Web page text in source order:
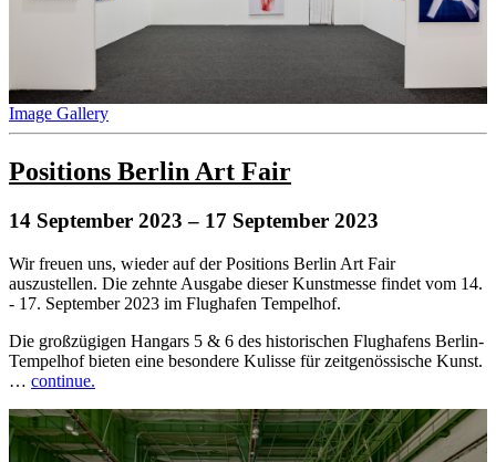
Image Gallery
Positions Berlin Art Fair
14 September 2023 – 17 September 2023
Wir freuen uns, wieder auf der Positions Berlin Art Fair
auszustellen. Die zehnte Ausgabe dieser Kunstmesse findet vom 14.
- 17. September 2023 im Flughafen Tempelhof.
Die großzügigen Hangars 5 & 6 des historischen Flughafens Berlin-
Tempelhof bieten eine besondere Kulisse für zeitgenössische Kunst.
… continue.